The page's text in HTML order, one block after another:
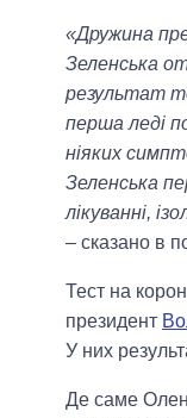
«Дружина
Зеленська
результат
перша леді
ніяких
Зеленська
лікуванні,
– сказано в
Тест на
президент
У них
Де саме